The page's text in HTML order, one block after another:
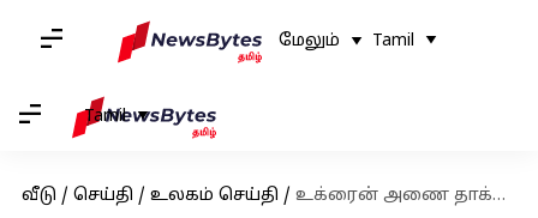
மேலும் Tamil
Tamil
வீடு / செய்தி / உலகம் செய்தி / உக்ரைன் அணை தாக்குதல்: 17,000 பேர் மீட்பு, பலர் உயிரிழப்பு